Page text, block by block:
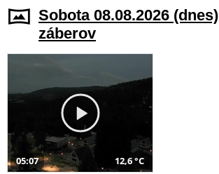
Sobota 08.08.2026 (dnes)
záberov
05:07 12,6 °C